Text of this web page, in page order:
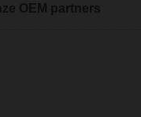
OEM partners